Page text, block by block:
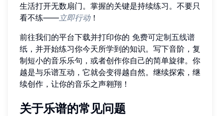
生活打开无数扇门。掌握的关键是持续练习。不要只
看不练——立即行动！
前往我们的平台下载并打印你的 免费可定制五线谱
纸 ，并开始练习你今天所学到的知识。写下音阶，复
制短小的音乐乐句，或者创作你自己的简单旋律。你
越是与乐谱互动，它就会变得越自然。继续探索，继
续创作，让你的音乐之声翱翔！
关于乐谱的常见问题